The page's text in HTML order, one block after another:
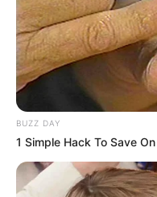
BUZZ DAY
1 Simple Hack To Save